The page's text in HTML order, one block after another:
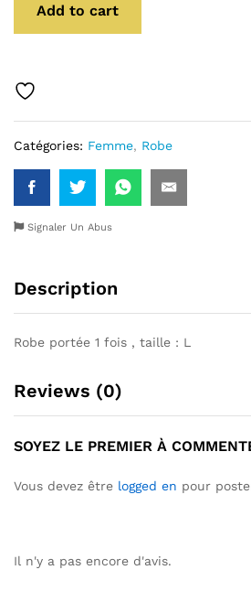
Add to cart
Catégories: Femme, Robe
Signaler Un Abus
Description
Robe portée 1 fois , taille : L
Reviews (0)
SOYEZ LE PREMIER À
Vous devez être logged en pour
Il n'y a pas encore d'avis.